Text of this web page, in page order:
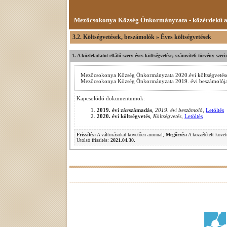
Mezőcsokonya Község Önkormányzata - közérdekű
3.2. Költségvetések, beszámolók » Éves költségvetések
1. A közfeladatot ellátó szerv éves költségvetése, számviteli törvény
Mezőcsokonya Község Önkormányzata 2020.évi
Mezőcsokonya Község Önkormányzata 2019. évi
Kapcsolódó dokumentumok:
2019. évi zárszámadás 2019. évi beszámoló Letöltés
2020. évi költségvetés Költségvetés Letöltés
Frissítés: A változásokat követően azonnal, Megőrzés: A közzétételt
Utolsó frissítés: 2021.04.30.